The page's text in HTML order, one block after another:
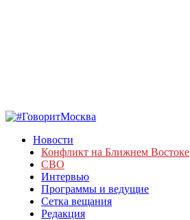
Новости
Конфликт на Ближнем Востоке
СВО
Интервью
Программы и ведущие
Сетка вещания
Редакция